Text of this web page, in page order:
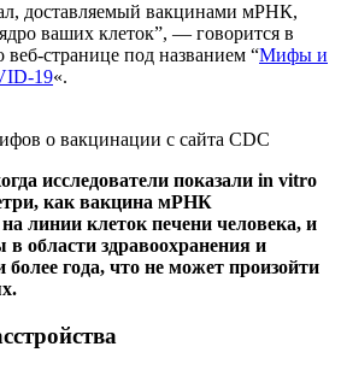
доставляемый вакцинами мРНК,
ваших клеток”, — говорится в
странице под названием “Мифы и
19«.
о вакцинации с сайта CDC
исследователи показали in vitro
как вакцина мРНК
линии клеток печени человека, и
в области здравоохранения и
года, что не может произойти